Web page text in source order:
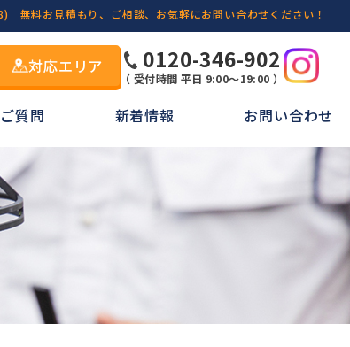
無料お見積もり、ご相談、お気軽にお問い合わせください！
対応エリア 0120-346-902
（ 受付時間 平日 9:00～19:00 ）
質問 新着情報 お問い合わせ